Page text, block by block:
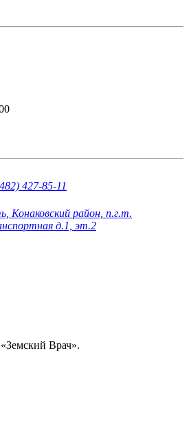
427-85-11
Конаковский район, п.г.т.
д.1, эт.2
Врач».